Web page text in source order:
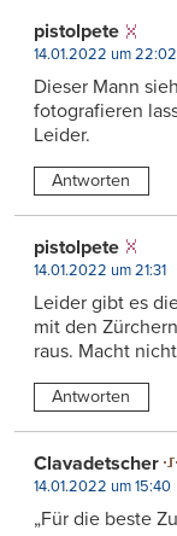
pistolpete
14.01.2022 um 22:02
Dieser Mann
fotografieren
Leider.
Antworten
pistolpete
14.01.2022 um 21:31
Leider gibt es
mit den
raus. Macht
Antworten
Clavadetscher
14.01.2022 um 15:40
„Für die beste